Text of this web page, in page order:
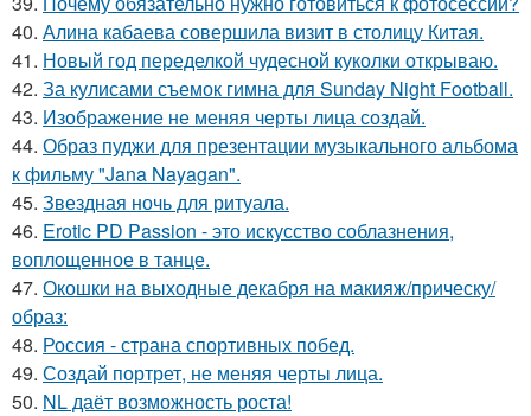
40. Алина кабаева совершила визит в столицу Китая.
41. Новый год переделкой чудесной куколки открываю.
42. За кулисами съемок гимна для Sunday Night Football.
43. Изображение не меняя черты лица создай.
44. Образ пуджи для презентации музыкального альбома
к фильму "Jana Nayagan".
45. Звездная ночь для ритуала.
46. Erotic PD Passion - это искусство соблазнения,
воплощенное в танце.
47. Окошки на выходные декабря на макияж/прическу/
образ:
48. Россия - страна спортивных побед.
49. Создай портрет, не меняя черты лица.
50. NL даёт возможность роста!